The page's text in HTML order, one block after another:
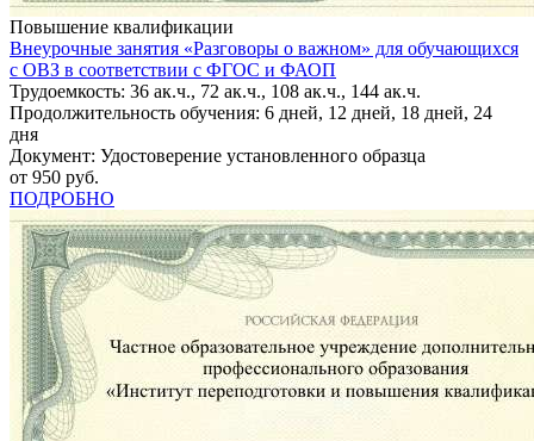
Повышение квалификации
Внеурочные занятия «Разговоры о важном» для обучающихся
с ОВЗ в соответствии с ФГОС и ФАОП
Трудоемкость: 36 ак.ч., 72 ак.ч., 108 ак.ч., 144 ак.ч.
Продолжительность обучения: 6 дней, 12 дней, 18 дней, 24
дня
Документ: Удостоверение установленного образца
от 950 руб.
ПОДРОБНО